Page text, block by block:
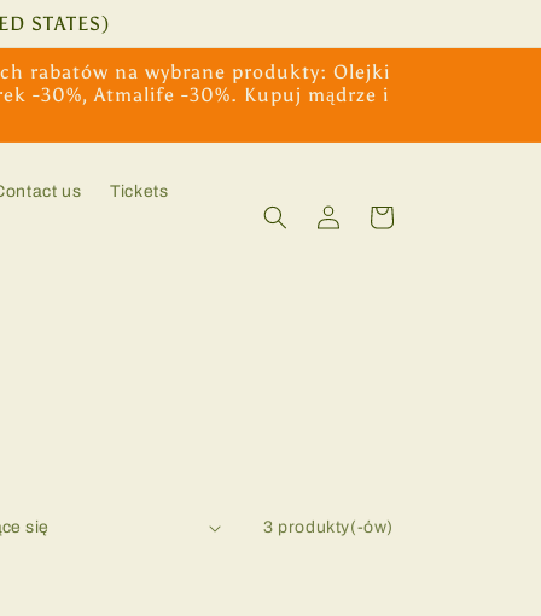
STATES)
rabatów na wybrane produkty: Olejki
-30%, Atmalife -30%. Kupuj mądrze i
us Tickets
Zaloguj
się
Koszyk
3 produkty(-ów)